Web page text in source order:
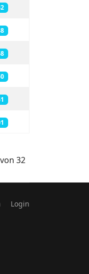
32
Login